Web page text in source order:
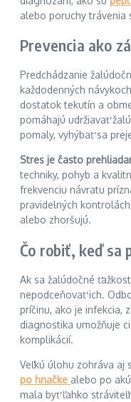
alebo poruchy
Prevencia ako
Predchádzanie
každodenných
dostatok tekutín a
pomáhajú udržiavať
pomaly, vyhýbať sa
Stres je často
techniky, pohyb a
frekvenciu návratu
pravidelných
alebo zhoršujú.
Čo robiť, keď sa
Ak sa žalúdočné
nepodceňovať ich.
príčinu, ako je infekcia,
diagnostika umožňuje
komplikácií.
Veľkú úlohu zohráva aj
po hnačke alebo po
mala byť ľahko